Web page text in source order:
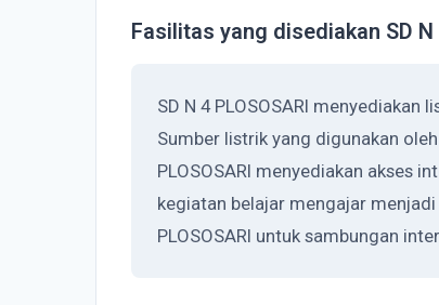
Fasilitas yang disediakan SD N
SD N 4 PLOSOSARI
Sumber listrik yang digunakan oleh
PLOSOSARI menyediakan akses
kegiatan belajar mengajar
PLOSOSARI untuk sambungan